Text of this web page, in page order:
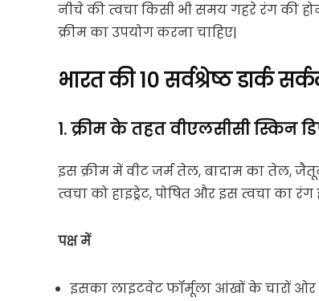
नीचे की त्वचा किसी भी समय गहरे रंग की
क्रीम का उपयोग करना चाहिए|
भारत की10सर्वश्रेष्ठ डार्क
1. क्रीम के तहत वीएलसीसी
इस क्रीम में वीट जर्म तेल, बादाम का तेल,
त्वचा को हाइड्रेट, पोषित और इस त्वचा का
पक्ष में
इसका लाइटवेट फॉर्मूला आंखों के चारों ओर